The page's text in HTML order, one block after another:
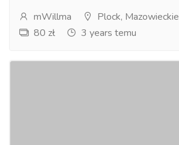
mWillma
Plock, Mazowieckie
80 zł
3 years temu